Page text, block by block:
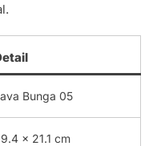
Bunga 05
x 21.1 cm